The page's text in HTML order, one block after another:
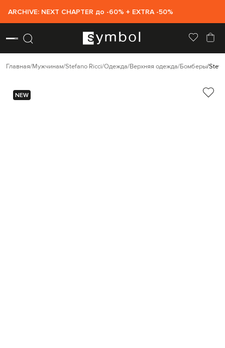
ARCHIVE: NEXT CHAPTER до -60% + EXTRA -50%
Главная Мужчинам Stefano Ricci Одежда Верхняя одежда Бомберы
NEW